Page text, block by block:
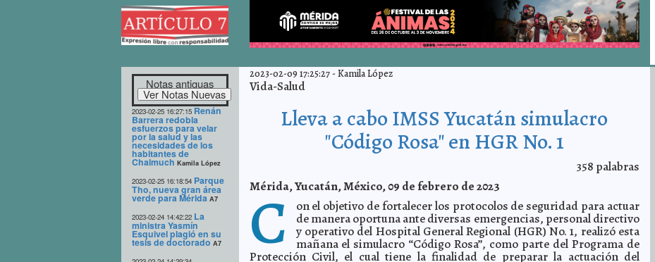
Notas antiguas
2023-02-25 16:27:15 Renán
Barrera redobla
esfuerzos para velar
por la salud y las
necesidades de los
habitantes de
Chalmuch Kamila López
2023-02-25 16:18:54 Parque
Tho, nueva gran área
verde para Mérida A7
2023-02-24 14:42:22 La
ministra Yasmín
Esquivel plagió en su
tesis de doctorado A7
2023-02-09 17:25:27-Kamila López
Vida-Salud
Lleva a cabo IMSS Yucatán simulacro
"Código Rosa" en HGR No. 1
358 palabras
Mérida, Yucatán, México, 09 de febrero de 2023
C on el objetivo de fortalecer los protocolos de seguridad para actuar
de manera oportuna ante diversas emergencias, personal directivo
y operativo del Hospital General Regional (HGR) No. 1, realizó esta
mañana el simulacro “Código Rosa”, como parte del Programa de
Protección Civil, el cual tiene la finalidad de preparar la actuación del